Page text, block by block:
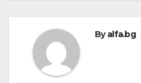
Byalfa.bg